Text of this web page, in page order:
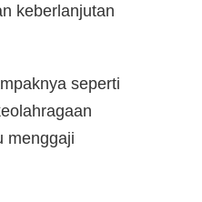
keberlanjutan
seperti
menggaji